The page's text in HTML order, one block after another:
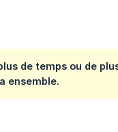
de temps ou de
ensemble.